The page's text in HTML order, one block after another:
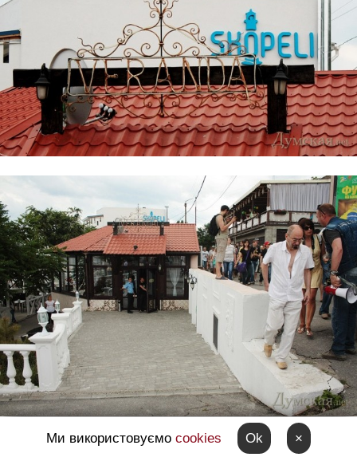
Ми використовуємо cookies Ok ×